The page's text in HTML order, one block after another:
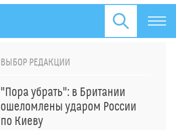
ВЫБОР РЕДАКЦИИ
"Пора убрать": в Британии
ошеломлены ударом России
по Киеву